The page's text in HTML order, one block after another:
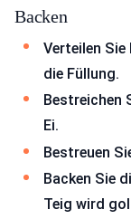
Backen
Verteilen
die Füllung.
Bestreichen
Ei.
Bestreuen
Backen Sie
Teig wird